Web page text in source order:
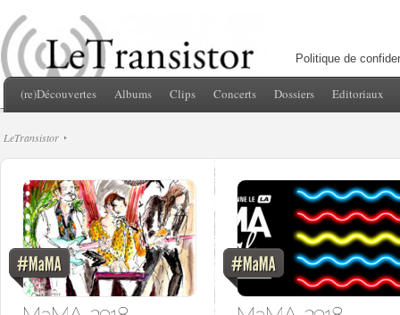
Politique de
(re)Découvertes Albums Clips Concerts Dossiers Editoriaux
LeTransistor